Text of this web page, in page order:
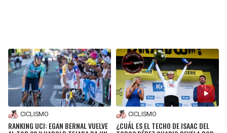
CICLISMO
RANKING UCI: EGAN BERNAL VUELVE
CICLISMO
¿CUÁL ES EL TECHO DE ISAAC DEL